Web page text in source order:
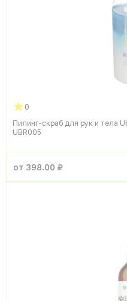
0
Пилинг-скраб для рук и тела
UBR005
от 398.00 ₽